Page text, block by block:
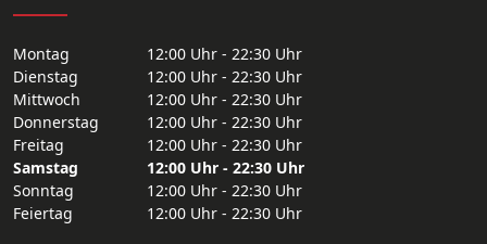
Montag
12:00 Uhr - 22:30 Uhr
Dienstag
12:00 Uhr - 22:30 Uhr
Mittwoch
12:00 Uhr - 22:30 Uhr
Donnerstag
12:00 Uhr - 22:30 Uhr
Freitag
12:00 Uhr - 22:30 Uhr
Samstag
12:00 Uhr - 22:30 Uhr
Sonntag
12:00 Uhr - 22:30 Uhr
Feiertag
12:00 Uhr - 22:30 Uhr